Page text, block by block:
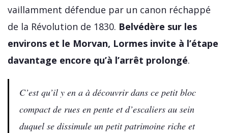
vaillamment défendue par un canon réchappé
de la Révolution de 1830. Belvédère sur les
environs et le Morvan, Lormes invite à l’étape
davantage encore qu’à l’arrêt prolongé.
C’est qu’il y en a à découvrir dans ce petit bloc
compact de rues en pente et d’escaliers au sein
duquel se dissimule un petit patrimoine riche et